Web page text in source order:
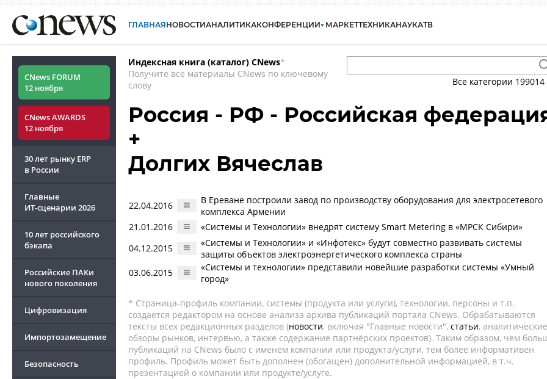
ГЛАВНАЯНОВОСТИАНАЛИТИКАКОНФЕРЕНЦИИ МАРКЕТТЕХНИКАНАУКАТВ
CNews FORUM
12 ноября
CNews AWARDS
12 ноября
30 лет рынку ERP
в России
Главные
ИТ-сценарии 2026
10 лет российского
бэкапа
Российские ПАКи
нового поколения
Цифровизация
Импортозамещение
Безопасность
Индексная книга (каталог) CNews*
Получите все материалы CNews по ключевому
слову
Все категории 199014
Россия - РФ - Российская
+
Долгих Вячеслав
22.04.2016
В Ереване построили завод по производству оборудования для электросетевого
комплекса Армении
21.01.2016
«Системы и Технологии» внедрят систему Smart Metering в «МРСК Сибири»
04.12.2015
«Системы и Технологии» и «Инфотекс» будут совместно развивать системы
защиты объектов электроэнергетического комплекса страны
03.06.2015
«Системы и технологии» представили новейшие разработки системы «Умный
город»
* Страница-профиль компании, системы (продукта или услуги), технологии, персоны и т.п.
создается редактором на основе анализа архива публикаций портала CNews. Обрабатываются
тексты всех редакционных разделов (новости, включая "Главные новости", статьи, аналитические
обзоры рынков, интервью, а также содержание партнёрских проектов). Таким образом, чем
публикаций на CNews было с именем компании или продукта/услуги, тем более информативен
профиль. Профиль может быть дополнен (обогащен) дополнительной информацией, в т.ч.
презентацией о компании или продукте/услуге.